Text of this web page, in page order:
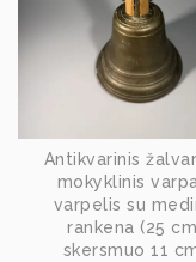
Antikvarinis
mokyklinis
varpelis su
rankena (25 cm,
skersmuo 11